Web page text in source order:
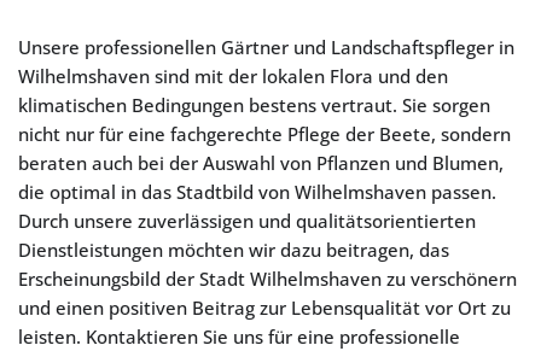
Unsere professionellen Gärtner und Landschaftspfleger in
Wilhelmshaven sind mit der lokalen Flora und den
klimatischen Bedingungen bestens vertraut. Sie sorgen
nicht nur für eine fachgerechte Pflege der Beete, sondern
beraten auch bei der Auswahl von Pflanzen und Blumen,
die optimal in das Stadtbild von Wilhelmshaven passen.
Durch unsere zuverlässigen und qualitätsorientierten
Dienstleistungen möchten wir dazu beitragen, das
Erscheinungsbild der Stadt Wilhelmshaven zu verschönern
und einen positiven Beitrag zur Lebensqualität vor Ort zu
leisten. Kontaktieren Sie uns für eine professionelle